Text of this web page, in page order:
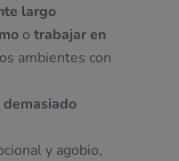
largo
o trabajar en
ambientes con
y agobio,